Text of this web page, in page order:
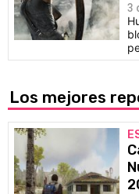
3
Los mejores